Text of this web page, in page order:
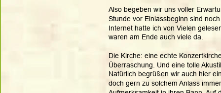
Also begeben wir uns voller
Stunde vor Einlassbeginn sind
Internet hatte ich von Vielen
waren am Ende auch viele da.
Die Kirche: eine echte
Überraschung. Und eine tolle
Natürlich begrüßen wir auch hier
doch gern zu solchem Anlass